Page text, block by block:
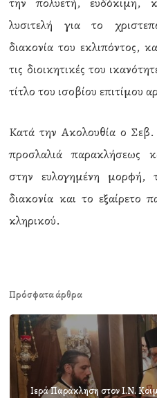
λυσιτελή για το
διακονία του εκλιπόντος,
τις διοικητικές του
τίτλο του ισοβίου επιτίμου
Κατά την Ακολουθία ο
προσλαλιά παρακλήσεως
στην ευλογημένη μορφή,
διακονία και το εξαίρετο
κληρικού.
Πρόσφατα άρθρα
Ιερά Παράκληση στον Ι.Ν.